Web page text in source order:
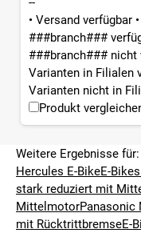
• Versand verfügbar •
###branch###
###branch### nicht
Varianten in Filialen
Varianten nicht in
Produkt
Weitere Ergebnisse für:
Hercules E-BikeE-
stark reduziert mit
MittelmotorPanasonic
mit RücktrittbremseE-